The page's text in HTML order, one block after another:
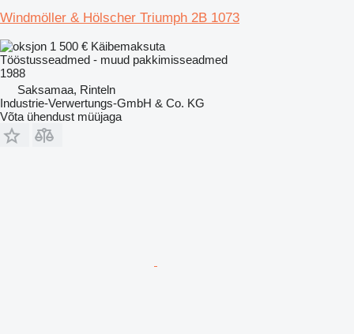
Windmöller & Hölscher Triumph 2B 1073
1 500 € Käibemaksuta
Tööstusseadmed - muud pakkimisseadmed
1988
Saksamaa, Rinteln
Industrie-Verwertungs-GmbH & Co. KG
Võta ühendust müüjaga